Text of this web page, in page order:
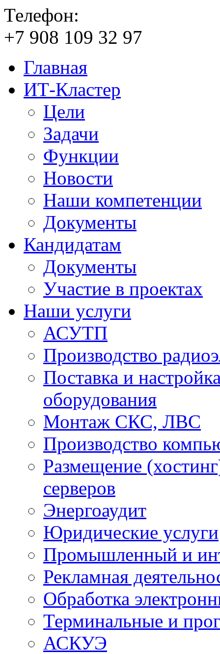
Телефон:
+7 908 109 32 97
Главная
ИТ-Кластер
Цели
Задачи
Функции
Новости
Наши компетенции
Документы
Кандидатам
Документы
Участие в проектах
Наши услуги
АСУТП
Производство
Поставка и
оборудования
Монтаж СКС, ЛВС
Производство
Размещение
серверов
Энергоаудит
Юридические услуги
Промышленный и
Рекламная
Обработка
Терминальные и
АСКУЭ